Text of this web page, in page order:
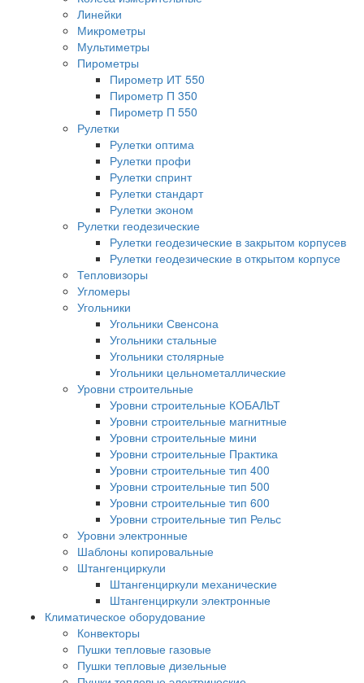
Линейки
Микрометры
Мультиметры
Пирометры
Пирометр ИТ 550
Пирометр П 350
Пирометр П 550
Рулетки
Рулетки оптима
Рулетки профи
Рулетки спринт
Рулетки стандарт
Рулетки эконом
Рулетки геодезические
Рулетки геодезические в закрытом корпусев
Рулетки геодезические в открытом корпусе
Тепловизоры
Угломеры
Угольники
Угольники Свенсона
Угольники стальные
Угольники столярные
Угольники цельнометаллические
Уровни строительные
Уровни строительные КОБАЛЬТ
Уровни строительные магнитные
Уровни строительные мини
Уровни строительные Практика
Уровни строительные тип 400
Уровни строительные тип 500
Уровни строительные тип 600
Уровни строительные тип Рельс
Уровни электронные
Шаблоны копировальные
Штангенциркули
Штангенциркули механические
Штангенциркули электронные
Климатическое оборудование
Конвекторы
Пушки тепловые газовые
Пушки тепловые дизельные